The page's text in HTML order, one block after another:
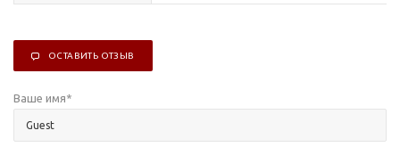
ОСТАВИТЬ ОТЗЫВ
Ваше имя*